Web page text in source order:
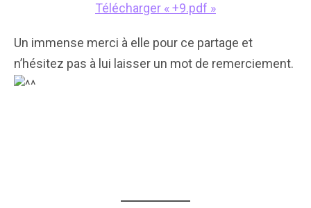
Télécharger « +9.pdf »
Un immense merci à elle pour ce partage et
n’hésitez pas à lui laisser un mot de remerciement.